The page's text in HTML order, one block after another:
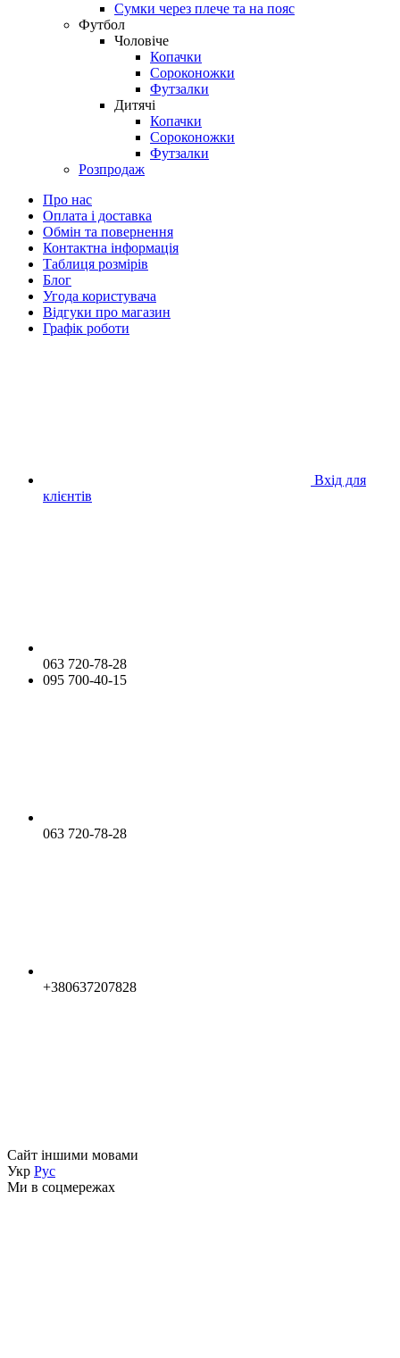
Сумки через плече та на пояс
Футбол
Чоловіче
Копачки
Сороконожки
Футзалки
Дитячі
Копачки
Сороконожки
Футзалки
Розпродаж
Про нас
Оплата і доставка
Обмін та повернення
Контактна інформація
Таблиця розмірів
Блог
Угода користувача
Відгуки про магазин
Графік роботи
Вхід для
клієнтів
063 720-78-28
095 700-40-15
063 720-78-28
+380637207828
Сайт іншими мовами
Укр Рус
Ми в соцмережах